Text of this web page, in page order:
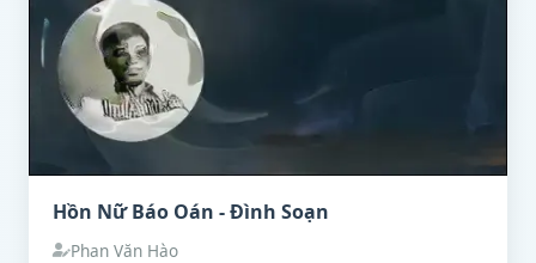
Hồn Nữ Báo Oán - Đình Soạn
Phan Văn Hào